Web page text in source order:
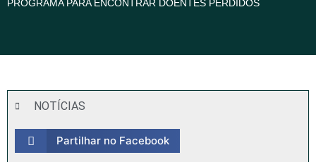
PROGRAMA PARA ENCONTRAR DOENTES PERDIDOS
NOTÍCIAS
Partilhar no Facebook